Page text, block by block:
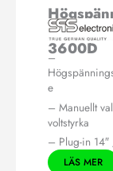
provare
3600D
–
e
– Manuellt
voltstyrka
– Plug-in
LÄS MER